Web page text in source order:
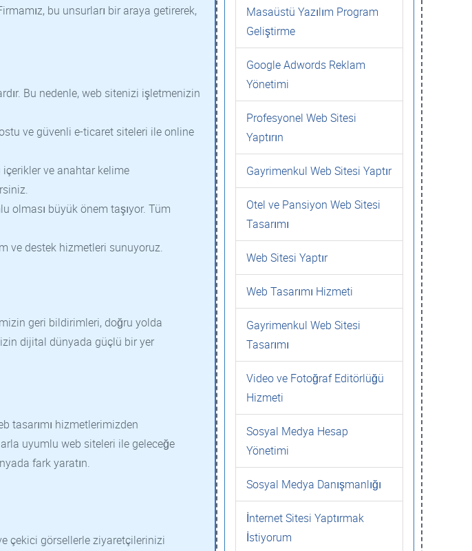
bu unsurları bir araya getirerek,
Bu nedenle, web sitenizi işletmenizin
ve güvenli e-ticaret siteleri ile online
ve anahtar kelime
olması büyük önem taşıyor. Tüm
ve destek hizmetleri sunuyoruz.
geri bildirimleri, doğru yolda
dijital dünyada güçlü bir yer
tasarımı hizmetlerimizden
uyumlu web siteleri ile geleceğe
fark yaratın.
çekici görsellerle ziyaretçilerinizi
Masaüstü Yazılım Program
Geliştirme
Google Adwords Reklam
Yönetimi
Profesyonel Web Sitesi
Yaptırın
Gayrimenkul Web Sitesi Yaptır
Otel ve Pansiyon Web Sitesi
Tasarımı
Web Sitesi Yaptır
Web Tasarımı Hizmeti
Gayrimenkul Web Sitesi
Tasarımı
Video ve Fotoğraf Editörlüğü
Hizmeti
Sosyal Medya Hesap
Yönetimi
Sosyal Medya Danışmanlığı
İnternet Sitesi Yaptırmak
İstiyorum